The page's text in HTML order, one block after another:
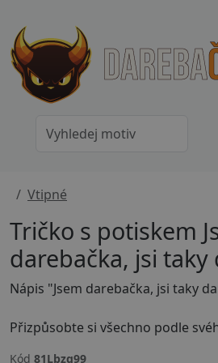
Vtipné
Tričko s potiskem
darebačka, jsi taky
Přizpůsobte si všechno podle svého. Na našich produktech můžete měnit barvy, velikosti,
Kód 81Lbzq99